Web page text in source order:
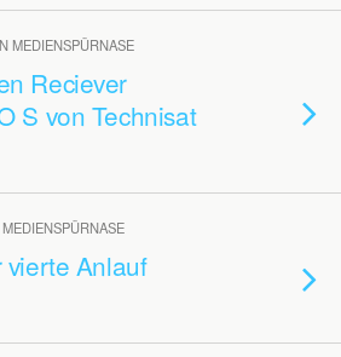
MEDIENSPÜRNASE
Reciever
S von Technisat
vierte Anlauf